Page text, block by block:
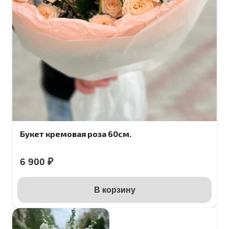
Букет кремовая роза 60см.
6 900 ₽
В корзину